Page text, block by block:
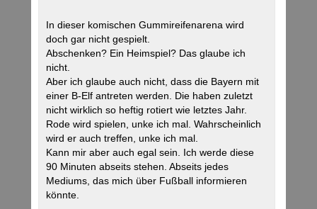
In dieser komischen Gummireifenarena wird
doch gar nicht gespielt.
Abschenken? Ein Heimspiel? Das glaube ich
nicht.
Aber ich glaube auch nicht, dass die Bayern mit
einer B-Elf antreten werden. Die haben zuletzt
nicht wirklich so heftig rotiert wie letztes Jahr.
Rode wird spielen, unke ich mal. Wahrscheinlich
wird er auch treffen, unke ich mal.
Kann mir aber auch egal sein. Ich werde diese
90 Minuten abseits stehen. Abseits jedes
Mediums, das mich über Fußball informieren
könnte.